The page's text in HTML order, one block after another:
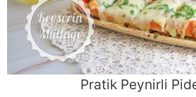
Pratik Peynirli